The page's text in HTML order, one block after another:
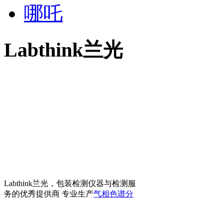
哪吒
Labthink兰光
Labthink兰光，包装检测仪器与检测服
务的优秀提供商 专业生产气相色谱分